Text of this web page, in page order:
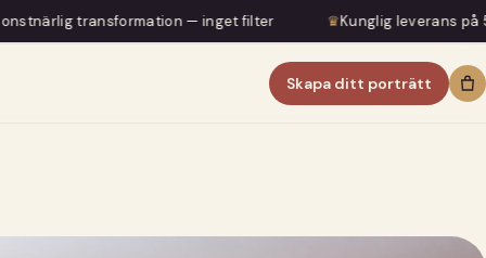
— inget filter ♛Kunglig leverans på 5–7 dagar
Skapa ditt porträtt